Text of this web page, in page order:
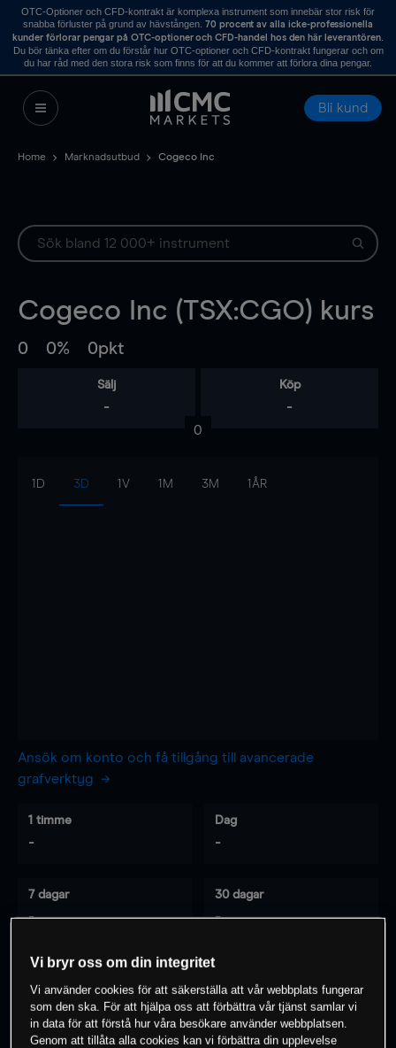
OTC-Optioner och CFD-kontrakt är komplexa instrument som innebär stor risk för
snabba förluster på grund av hävstången. 70 procent av alla icke-professionella
kunder förlorar pengar på OTC-optioner och CFD-handel hos den här leverantören.
Du bör tänka efter om du förstår hur OTC-optioner och CFD-kontrakt fungerar och om
du har råd med den stora risk som finns för att du kommer att förlora dina pengar.
Bli kund
Home Marknadsutbud Cogeco Inc
Cogeco Inc (TSX:CGO) kurs
0 0% 0pkt
Sälj
-
Köp
-
0
1D 3D 1V 1M 3M 1ÅR
Ansök om konto och få tillgång till avancerade
grafverktyg
1 timme
-
Dag
-
7 dagar
-
30 dagar
-
0% av kunderna har enposition i detta
instrument
Vi bryr oss om din integritet
Vi använder cookies för att säkerställa att vår webbplats fungerar
som den ska. För att hjälpa oss att förbättra vår tjänst samlar vi
in data för att förstå hur våra besökare använder webbplatsen.
Genom att tillåta alla cookies kan vi förbättra din upplevelse